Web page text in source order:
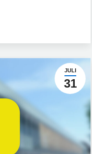
JULI
31